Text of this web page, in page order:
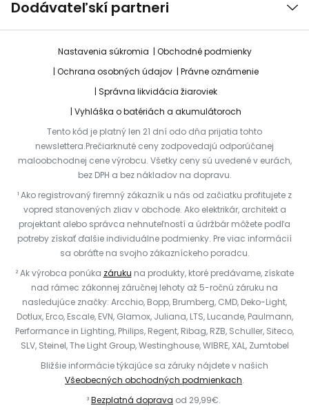
Dodávateľskí partneri
Nastavenia súkromia
Obchodné podmienky
Ochrana osobných údajov
Právne oznámenie
Správna likvidácia žiaroviek
Vyhláška o batériách a akumulátoroch
Tento kód je platný len 21 dní odo dňa prijatia tohto
newslettera.Prečiarknuté ceny zodpovedajú odporúčanej
maloobchodnej cene výrobcu. Všetky ceny sú uvedené v eurách,
bez DPH a bez nákladov na dopravu.
¹ Ako registrovaný firemný zákazník u nás od začiatku profitujete z
vopred stanovených zliav v obchode. Ako elektrikár, architekt a
projektant alebo správca nehnuteľností a údržbár môžete podľa
potreby získať ďalšie individuálne podmienky. Pre viac informácií
sa obráťte na svojho zákazníckeho poradcu.
² Ak výrobca ponúka záruku na produkty, ktoré predávame, získate
nad rámec zákonnej záručnej lehoty až 5-ročnú záruku na
nasledujúce značky: Arcchio, Bopp, Brumberg, CMD, Deko-Light,
Dotlux, Erco, Escale, EVN, Glamox, Juliana, LTS, Lucande, Paulmann,
Performance in Lighting, Philips, Regent, Ribag, RZB, Schuller, Siteco,
SLV, Steinel, The Light Group, Westinghouse, WIBRE, XAL, Zumtobel
Bližšie informácie týkajúce sa záruky nájdete v našich
Všeobecných obchodných podmienkach.
³Bezplatná doprava od 29,99€.